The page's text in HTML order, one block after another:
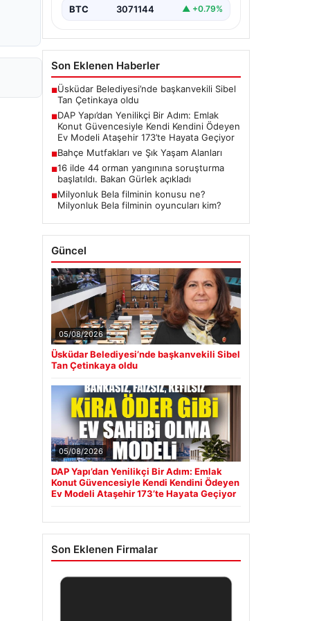
Gayrimenkul Geliştirme, dikkat çekici
BTC 3071144 ▲ +0.79%
Son Eklenen Haberler
■Üsküdar Belediyesi’nde başkanvekili Sibel
Tan Çetinkaya oldu
■DAP Yapı’dan Yenilikçi Bir Adım: Emlak
Konut Güvencesiyle Kendi Kendini Ödeyen
Ev Modeli Ataşehir 173’te Hayata Geçiyor
■Bahçe Mutfakları ve Şık Yaşam Alanları
■16 ilde 44 orman yangınına soruşturma
başlatıldı. Bakan Gürlek açıkladı
■Milyonluk Bela filminin konusu ne?
Milyonluk Bela filminin oyuncuları kim?
Güncel
05/08/2026
Üsküdar Belediyesi’nde başkanvekili Sibel
Tan Çetinkaya oldu
05/08/2026
DAP Yapı’dan Yenilikçi Bir Adım: Emlak
Konut Güvencesiyle Kendi Kendini Ödeyen
Ev Modeli Ataşehir 173’te Hayata Geçiyor
Son Eklenen Firmalar